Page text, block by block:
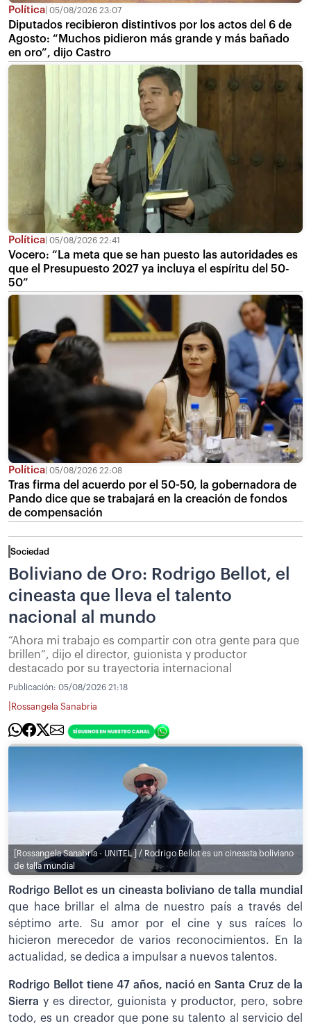
Política 05/08/2026 23:07
Diputados recibieron distintivos por los actos del 6 de
Agosto: “Muchos pidieron más grande y más bañado
en oro”, dijo Castro
Política 05/08/2026 22:41
Vocero: “La meta que se han puesto las autoridades es
que el Presupuesto 2027 ya incluya el espíritu del 50-
50”
Política 05/08/2026 22:08
Tras firma del acuerdo por el 50-50, la gobernadora de
Pando dice que se trabajará en la creación de fondos
de compensación
Sociedad
Boliviano de Oro: Rodrigo Bellot, el
cineasta que lleva el talento
nacional al mundo
“Ahora mi trabajo es compartir con otra gente para que
brillen”, dijo el director, guionista y productor
destacado por su trayectoria internacional
Publicación: 05/08/2026 21:18
Rossangela Sanabria
[Rossangela Sanabria - UNITEL ] / Rodrigo Bellot es un cineasta boliviano
de talla mundial
Rodrigo Bellot es un cineasta boliviano de talla mundial
que hace brillar el alma de nuestro país a través del
séptimo arte. Su amor por el cine y sus raíces lo
hicieron merecedor de varios reconocimientos. En la
actualidad, se dedica a impulsar a nuevos talentos.
Rodrigo Bellot tiene 47 años, nació en Santa Cruz de la
Sierra y es director, guionista y productor, pero, sobre
todo, es un creador que pone su talento al servicio del